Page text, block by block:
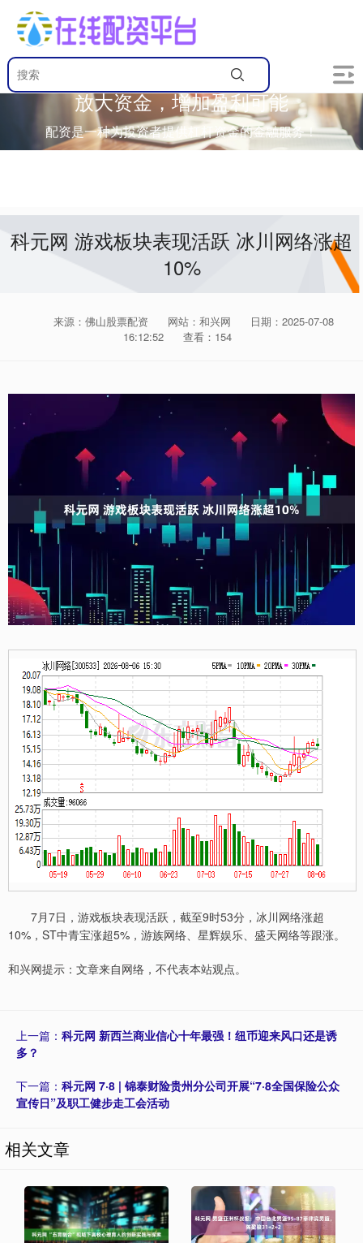
放大资金，增加盈利可能
配资是一种为投资者提供杠杆资金的金融服务！
科元网 游戏板块表现活跃 冰川网络涨超
10%
来源：佛山股票配资 网站：和兴网
日期：2025-07-08
16:12:52
查看：154
7月7日，游戏板块表现活跃，截至9时53分，冰川网络涨超
10%，ST中青宝涨超5%，游族网络、星辉娱乐、盛天网络等跟涨。
和兴网提示：文章来自网络，不代表本站观点。
上一篇： 科元网 新西兰商业信心十年最强！纽币迎来风口还是诱
多？
下一篇： 科元网 7·8 | 锦泰财险贵州分公司开展“7·8全国保险公众
宣传日”及职工健步走工会活动
相关文章